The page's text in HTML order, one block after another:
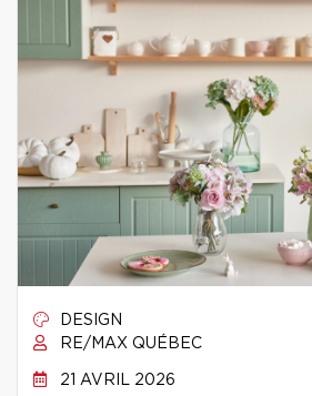
DESIGN
RE/MAX QUÉBEC
21 AVRIL 2026